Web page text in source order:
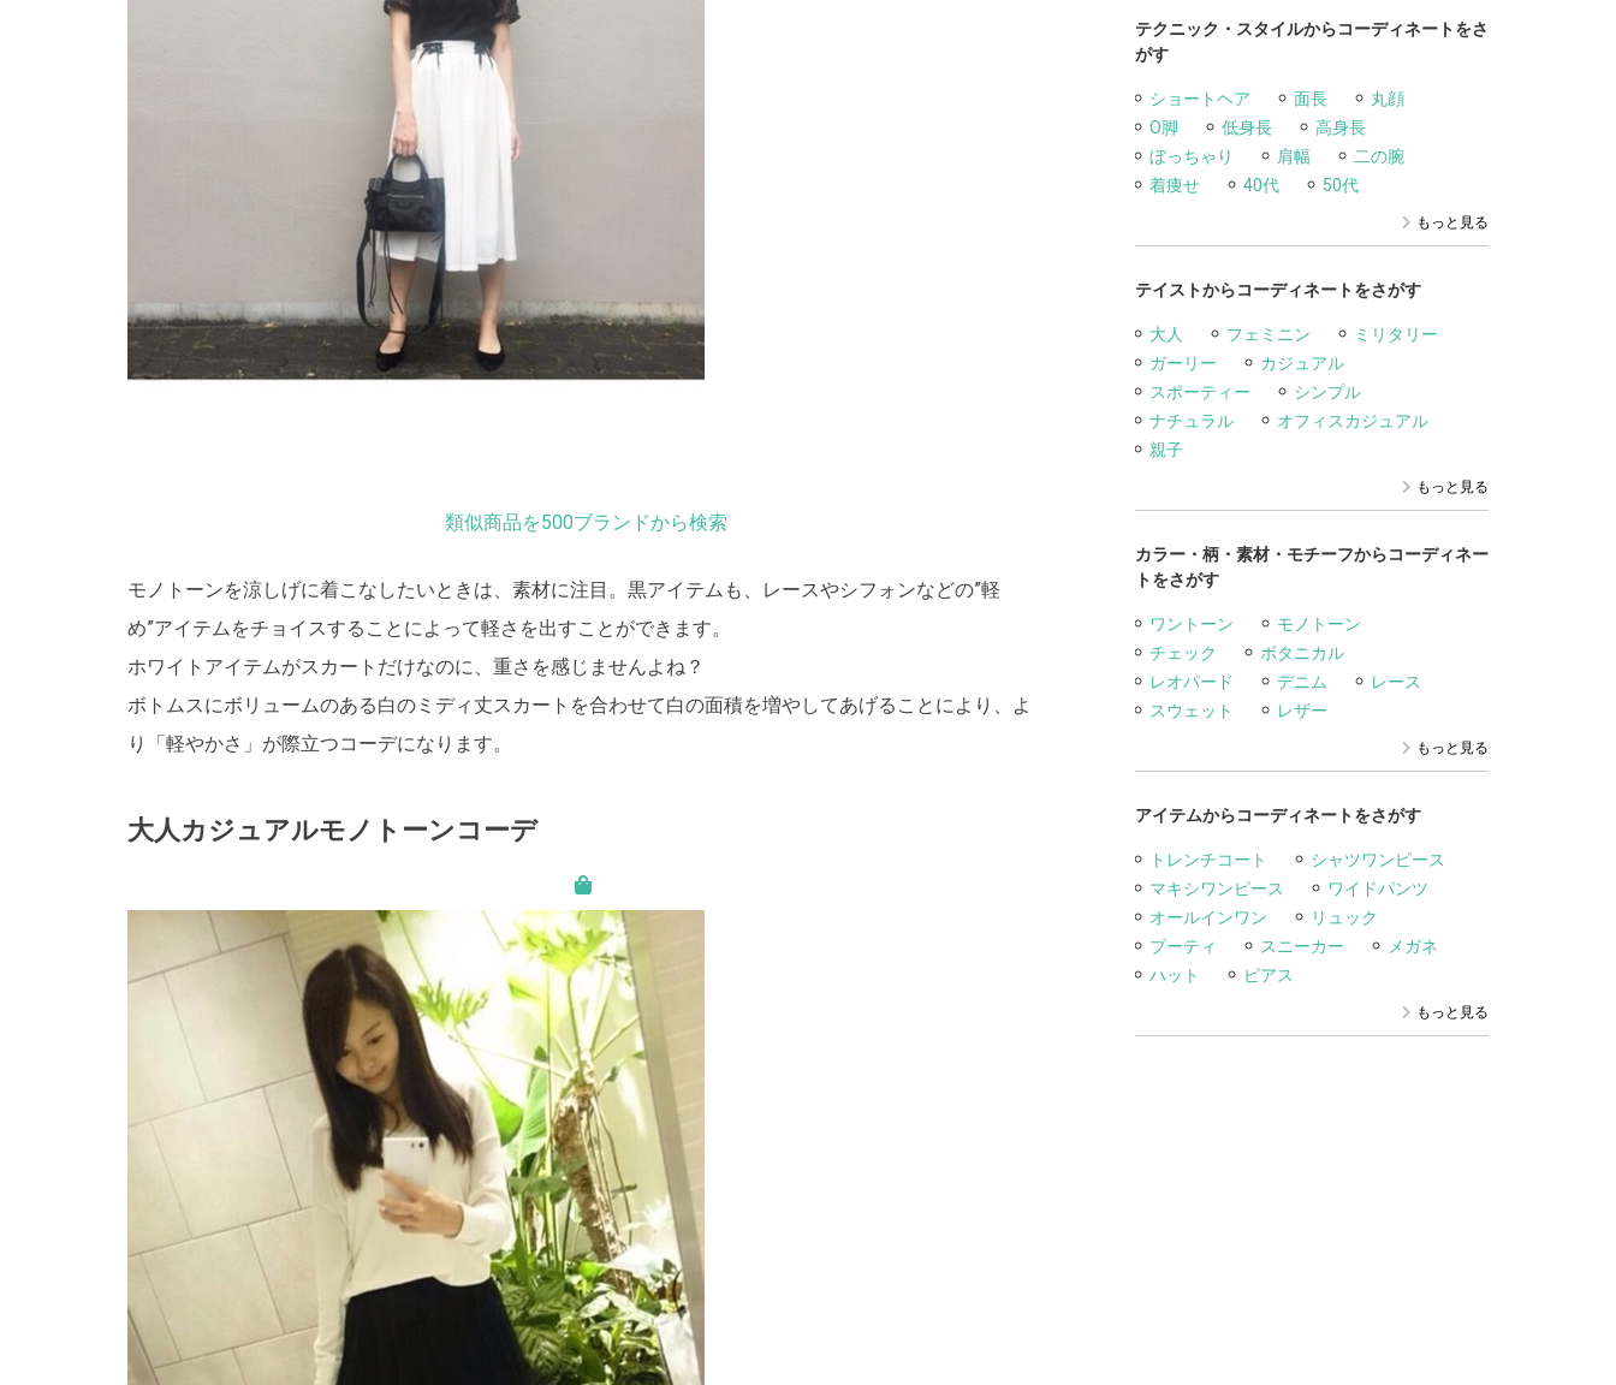
類似商品を500ブランドから検索
モノトーンを涼しげに着こなしたいときは、素材に注目。黒アイテムも、レースやシフォンなどの”軽
め”アイテムをチョイスすることによって軽さを出すことができます。
ホワイトアイテムがスカートだけなのに、重さを感じませんよね？
ボトムスにボリュームのある白のミディ丈スカートを合わせて白の面積を増やしてあげることにより、よ
り「軽やかさ」が際立つコーデになります。
大人カジュアルモノトーンコーデ
テクニック・スタイルからコーディネートをさ
がす
ショートヘア 面長
丸顔
O脚
低身長
高身長
ぼっちゃり
肩幅
二の腕
着痩せ
40代 50代
もっと見る
テイストからコーディネートをさがす
大人 フェミニン
ミリタリー
ガーリー
カジュアル
スポーティー
シンプル
ナチュラル
オフィスカジュアル
親子
もっと見る
カラー・柄・素材・モチーフからコーディネー
トをさがす
ワントーン
モノトーン
チェック
ボタニカル
レオパード
デニム
レース
スウェット
レザー
もっと見る
アイテムからコーディネートをさがす
トレンチコート
シャツワンピース
マキシワンピース
ワイドパンツ
オールインワン
リュック
ブーティ
スニーカー
メガネ
ハット
ピアス
もっと見る